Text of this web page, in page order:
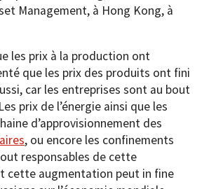
Management, à Hong Kong, à
les prix à la production ont
que les prix des produits ont fini
car les entreprises sont au bout
prix de l’énergie ainsi que les
d’approvisionnement des
, ou encore les confinements
responsables de cette
cette augmentation peut in fine